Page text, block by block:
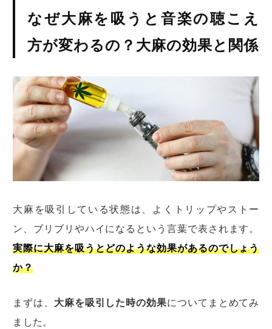
なぜ大麻を吸うと音楽の聴こえ
方が変わるの？大麻の効果と関係
大麻を吸引している状態は、よくトリップやストー
ン、ブリブリやハイになるという言葉で表されます。
実際に大麻を吸うとどのような効果があるのでしょう
か？
まずは、 大麻を吸引した時の効果についてまとめてみ
ました。